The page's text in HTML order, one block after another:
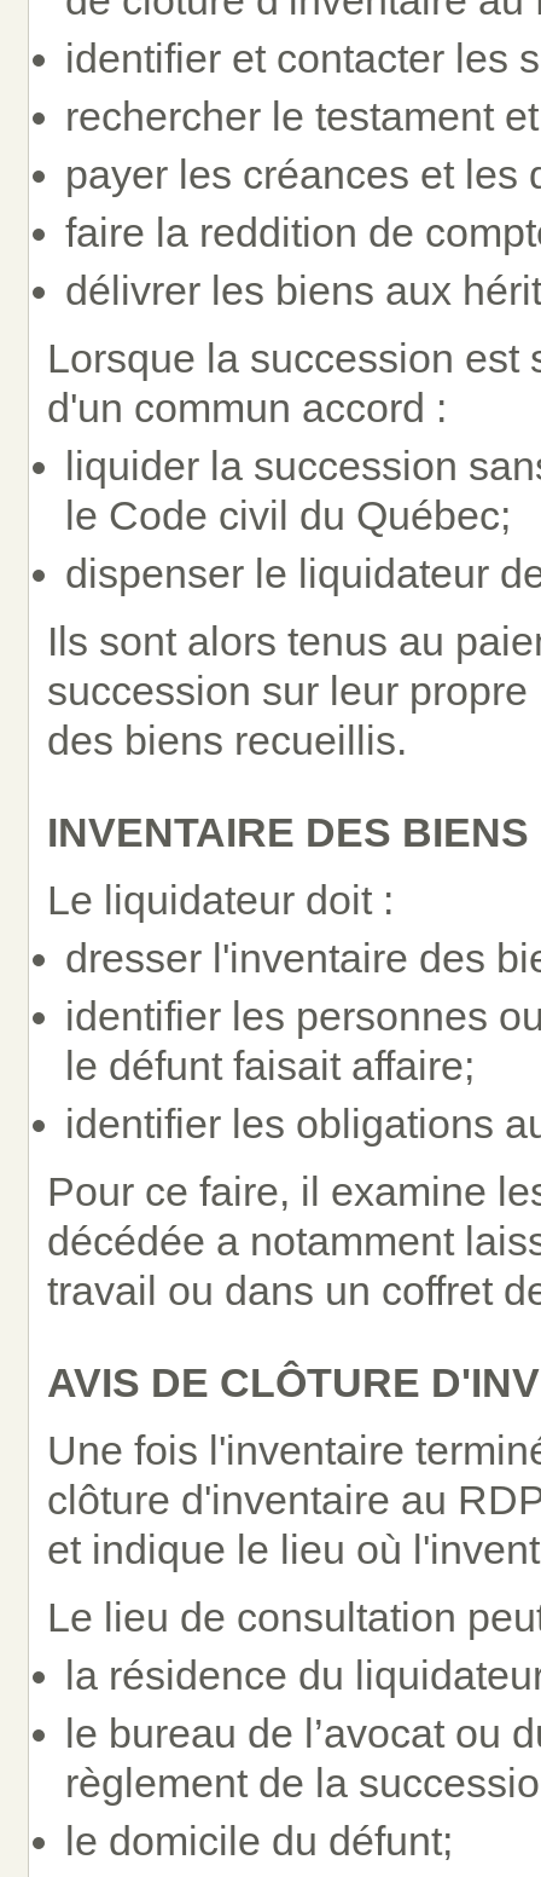
identifier et contacter les
rechercher le testament
payer les créances et les
faire la reddition de
délivrer les biens aux
Lorsque la succession est
d'un commun accord :
liquider la succession
le Code civil du Québec;
dispenser le liquidateur
Ils sont alors tenus au
succession sur leur
des biens recueillis.
INVENTAIRE DES BIENS
Le liquidateur doit :
dresser l'inventaire des
identifier les personnes
le défunt faisait affaire;
identifier les obligations
Pour ce faire, il examine
décédée a notamment
travail ou dans un coffret
AVIS DE CLÔTURE
Une fois l'inventaire
clôture d'inventaire au
et indique le lieu où
Le lieu de consultation
la résidence du
le bureau de l’avocat ou
règlement de la
le domicile du défunt;